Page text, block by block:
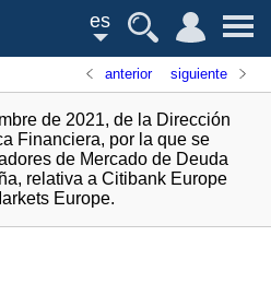
es
anterior siguiente
de 2021, de la Dirección
Financiera, por la que se
de Mercado de Deuda
relativa a Citibank Europe
Europe.